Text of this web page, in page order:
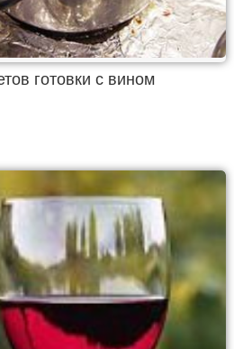
готовки с вином